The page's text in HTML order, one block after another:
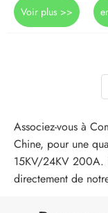
Voir plus >>
Associez-vous à
Chine, pour une
15KV/24KV 200A.
directement de